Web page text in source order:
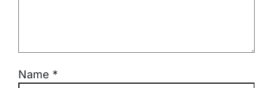
Name *